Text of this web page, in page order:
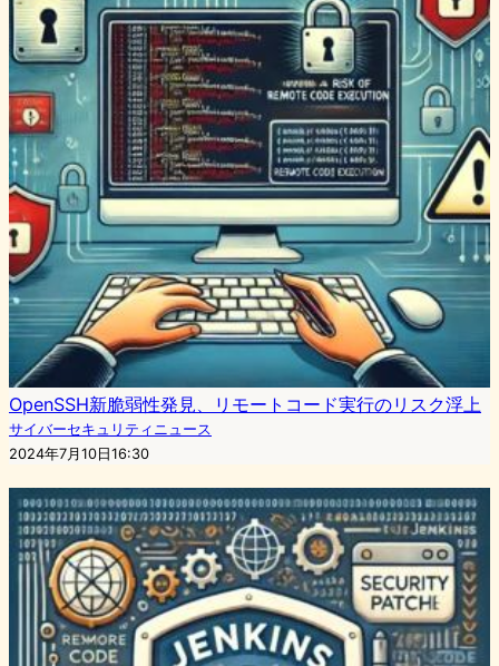
OpenSSH新脆弱性発見、リモートコード実行のリスク浮上
サイバーセキュリティニュース
2024年7月10日16:30